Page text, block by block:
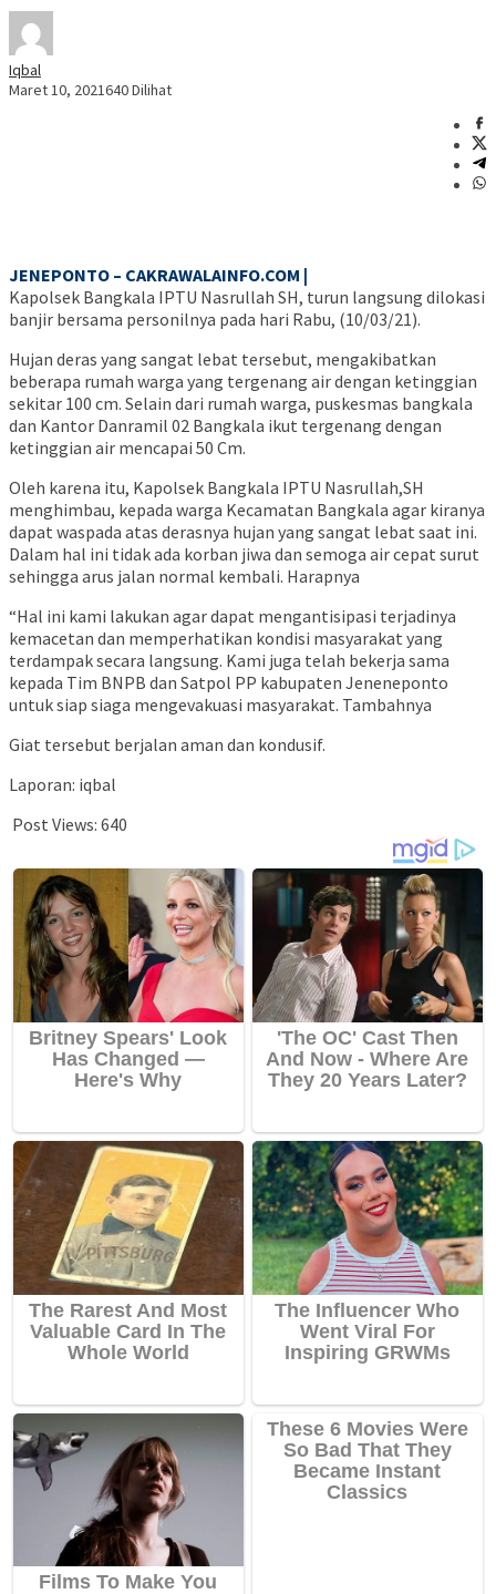
Iqbal
Maret 10, 2021640 Dilihat
JENEPONTO – CAKRAWALAINFO.COM |
Kapolsek Bangkala IPTU Nasrullah SH, turun langsung dilokasi
banjir bersama personilnya pada hari Rabu, (10/03/21).
Hujan deras yang sangat lebat tersebut, mengakibatkan
beberapa rumah warga yang tergenang air dengan ketinggian
sekitar 100 cm. Selain dari rumah warga, puskesmas bangkala
dan Kantor Danramil 02 Bangkala ikut tergenang dengan
ketinggian air mencapai 50 Cm.
Oleh karena itu, Kapolsek Bangkala IPTU Nasrullah,SH
menghimbau, kepada warga Kecamatan Bangkala agar kiranya
dapat waspada atas derasnya hujan yang sangat lebat saat ini.
Dalam hal ini tidak ada korban jiwa dan semoga air cepat surut
sehingga arus jalan normal kembali. Harapnya
“Hal ini kami lakukan agar dapat mengantisipasi terjadinya
kemacetan dan memperhatikan kondisi masyarakat yang
terdampak secara langsung. Kami juga telah bekerja sama
kepada Tim BNPB dan Satpol PP kabupaten Jeneneponto
untuk siap siaga mengevakuasi masyarakat. Tambahnya
Giat tersebut berjalan aman dan kondusif.
Laporan: iqbal
Post Views: 640